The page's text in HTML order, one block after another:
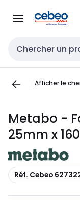
navigationau
Entrée de
Afficher le
Metabo -
25mm x
Copier
Réf. Cebeo